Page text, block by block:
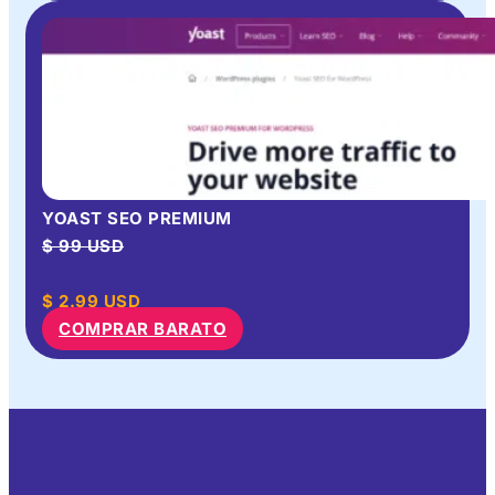
YOAST SEO PREMIUM
$ 99 USD
$ 2.99 USD
COMPRAR BARATO